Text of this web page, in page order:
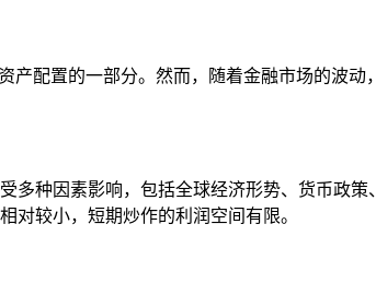
配置的一部分。然而，随着金融市场的波
多种因素影响，包括全球经济形势、货币政
对较小，短期炒作的利润空间有限。